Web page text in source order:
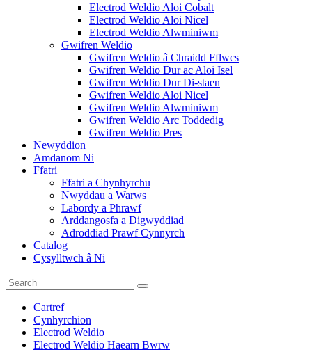
Electrod Weldio Aloi Cobalt
Electrod Weldio Aloi Nicel
Electrod Weldio Alwminiwm
Gwifren Weldio
Gwifren Weldio â Chraidd Fflwcs
Gwifren Weldio Dur ac Aloi Isel
Gwifren Weldio Dur Di-staen
Gwifren Weldio Aloi Nicel
Gwifren Weldio Alwminiwm
Gwifren Weldio Arc Toddedig
Gwifren Weldio Pres
Newyddion
Amdanom Ni
Ffatri
Ffatri a Chynhyrchu
Nwyddau a Warws
Labordy a Phrawf
Arddangosfa a Digwyddiad
Adroddiad Prawf Cynnyrch
Catalog
Cysylltwch â Ni
Cartref
Cynhyrchion
Electrod Weldio
Electrod Weldio Haearn Bwrw